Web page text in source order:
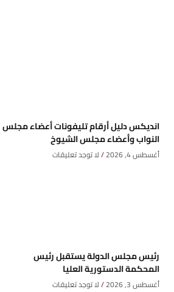
انديكس دليل أرقام تليفونات أعضاء مجلس
النواب وأعضاء مجلس الشيوخ
أغسطس 4, 2026 لا توجد تعليقات
رئيس مجلس الدولة يستقبل رئيس
المحكمة الدستورية العليا
أغسطس 3, 2026 لا توجد تعليقات